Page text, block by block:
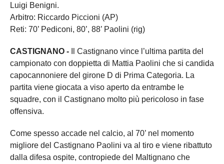
Luigi Benigni.
Arbitro: Riccardo Piccioni (AP)
Reti: 70’ Pediconi, 80’, 88’ Paolini (rig)
CASTIGNANO - Il Castignano vince l’ultima partita del
campionato con doppietta di Mattia Paolini che si candida
capocannoniere del girone D di Prima Categoria. La
partita viene giocata a viso aperto da entrambe le
squadre, con il Castignano molto più pericoloso in fase
offensiva.
Come spesso accade nel calcio, al 70’ nel momento
migliore del Castignano Paolini va al tiro e viene ribattuto
dalla difesa ospite, contropiede del Maltignano che